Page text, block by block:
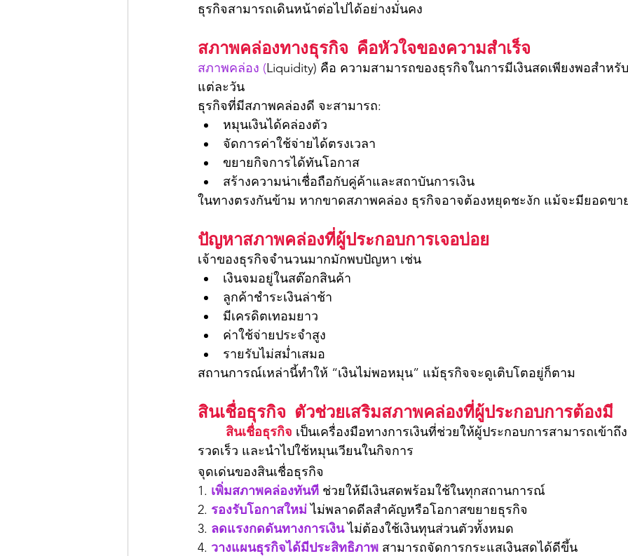
ธุรกิจสามารถเดินหน้าต่อไปได้อย่างมั่นคง
สภาพคล่องทางธุรกิจ คือหัวใจของความสำเร็จ
สภาพคล่อง (Liquidity) คือ ความสามารถของธุรกิจในการมีเงินสดเพียงพอสำหรั
แต่ละวัน
ธุรกิจที่มีสภาพคล่องดี จะสามารถ:
หมุนเงินได้คล่องตัว
จัดการค่าใช้จ่ายได้ตรงเวลา
ขยายกิจการได้ทันโอกาส
สร้างความน่าเชื่อถือกับคู่ค้าและสถาบันการเงิน
ในทางตรงกันข้าม หากขาดสภาพคล่อง ธุรกิจอาจต้องหยุดชะงัก แม้จะมียอดขา
ปัญหาสภาพคล่องที่ผู้ประกอบการเจอบ่อย
เจ้าของธุรกิจจำนวนมากมักพบปัญหา เช่น
เงินจมอยู่ในสต๊อกสินค้า
ลูกค้าชำระเงินล่าช้า
มีเครดิตเทอมยาว
ค่าใช้จ่ายประจำสูง
รายรับไม่สม่ำเสมอ
สถานการณ์เหล่านี้ทำให้ “เงินไม่พอหมุน” แม้ธุรกิจจะดูเติบโตอยู่ก็ตาม
สินเชื่อธุรกิจ ตัวช่วยเสริมสภาพคล่องที่ผู้ประกอบการต้องมี
	สินเชื่อธุรกิจ
เป็นเครื่องมือทางการเงินที่ช่วยให้ผู้ประกอบการสามารถเข้าถึ
รวดเร็ว และนำไปใช้หมุนเวียนในกิจการ
จุดเด่นของสินเชื่อธุรกิจ
1. เพิ่มสภาพคล่องทันที ช่วยให้มีเงินสดพร้อมใช้ในทุกสถานการณ์
2. รองรับโอกาสใหม่ ไม่พลาดดีลสำคัญหรือโอกาสขยายธุรกิจ
3. ลดแรงกดดันทางการเงิน ไม่ต้องใช้เงินทุนส่วนตัวทั้งหมด
4. วางแผนธุรกิจได้มีประสิทธิภาพ สามารถจัดการกระแสเงินสดได้ดีขึ้น